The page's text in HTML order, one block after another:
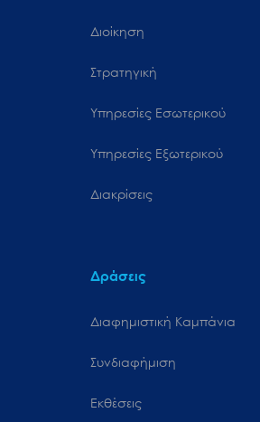
Διοίκηση
Στρατηγική
Υπηρεσίες Εσωτερικού
Υπηρεσίες Εξωτερικού
Διακρίσεις
Δράσεις
Διαφημιστική Καμπάνια
Συνδιαφήμιση
Εκθέσεις